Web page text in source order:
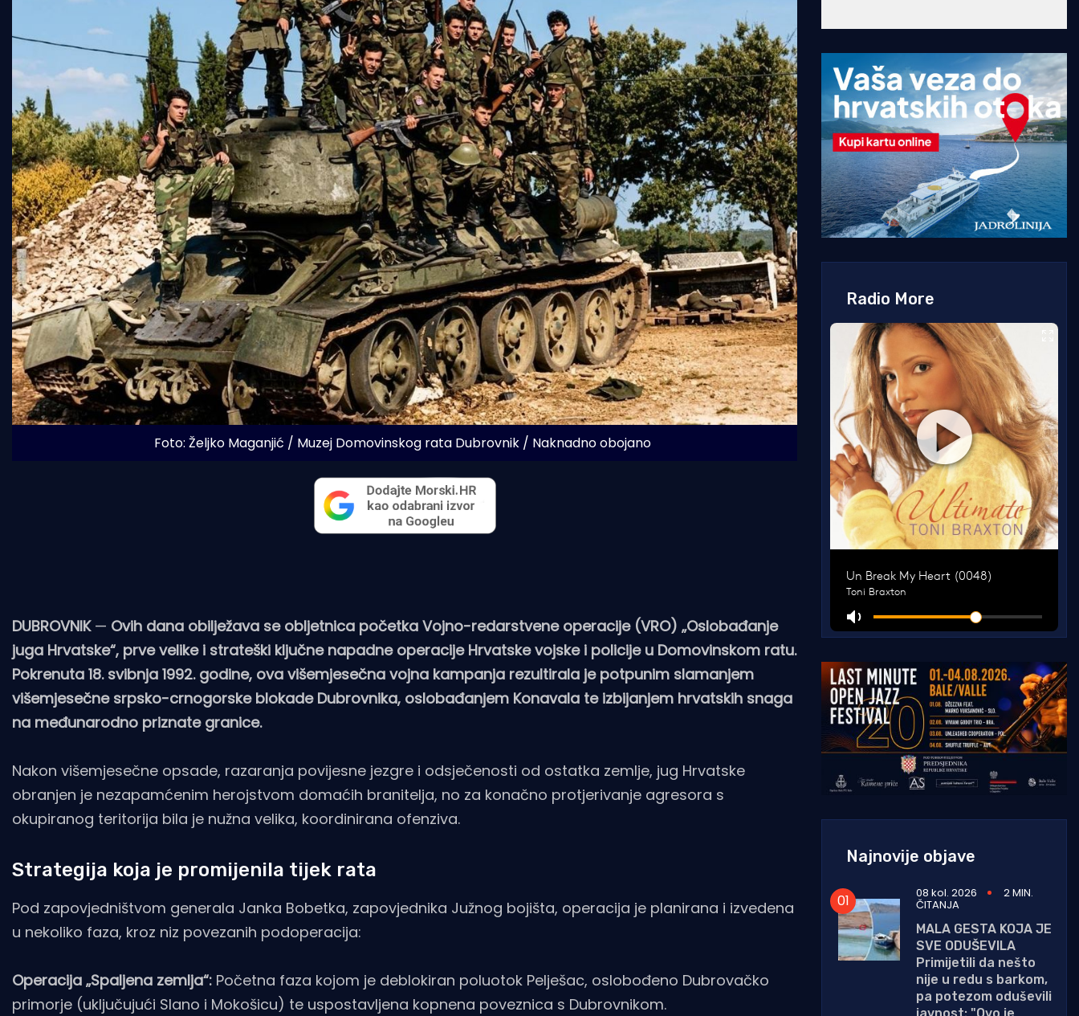
Foto: Željko Maganjić / Muzej Domovinskog rata Dubrovnik / Naknadno obojano
DUBROVNIK— Ovih dana obilježava se obljetnica početka Vojno-redarstvene operacije (VRO) „Oslobađanje
juga Hrvatske“, prve velike i strateški ključne napadne operacije Hrvatske vojske i policije u Domovinskom ratu.
Pokrenuta 18. svibnja 1992. godine, ova višemjesečna vojna kampanja rezultirala je potpunim slamanjem
višemjesečne srpsko-crnogorske blokade Dubrovnika, oslobađanjem Konavala te izbijanjem hrvatskih snaga
na međunarodno priznate granice.
Nakon višemjesečne opsade, razaranja povijesne jezgre i odsječenosti od ostatka zemlje, jug Hrvatske
obranjen je nezapamćenim herojstvom domaćih branitelja, no za konačno protjerivanje agresora s
okupiranog teritorija bila je nužna velika, koordinirana ofenziva.
Strategija koja je promijenila tijek rata
Pod zapovjedništvom generala Janka Bobetka, zapovjednika Južnog bojišta, operacija je planirana i izvedena
u nekoliko faza, kroz niz povezanih podoperacija:
Operacija „Spaljena zemlja“: Početna faza kojom je deblokiran poluotok Pelješac, oslobođeno Dubrovačko
primorje (uključujući Slano i Mokošicu) te uspostavljena kopnena poveznica s Dubrovnikom.
Radio More
Najnovije objave
08 kol. 2026 2 MIN.
ČITANJA
MALA GESTA KOJA JE
SVE ODUŠEVILA
Primijetili da nešto
nije u redu s barkom,
pa potezom oduševili
javnost: "Ovo je